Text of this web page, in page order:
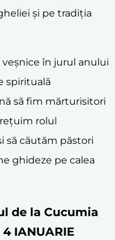
și pe tradiția
în jurul anului
spirituală
să fim mărturisitori
rolul
să căutăm păstori
ghideze pe calea
de la Cucumia
IANUARIE